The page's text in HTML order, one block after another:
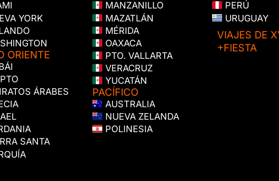
YORK
ORIENTE
ÁRABES
SANTA
MANZANILLO
MAZATLÁN
MÉRIDA
OAXACA
PTO. VALLARTA
VERACRUZ
YUCATÁN
PACÍFICO
AUSTRALIA
NUEVA ZELANDA
POLINESIA
PERÚ
URUGUAY
VIAJES DE
+FIESTA